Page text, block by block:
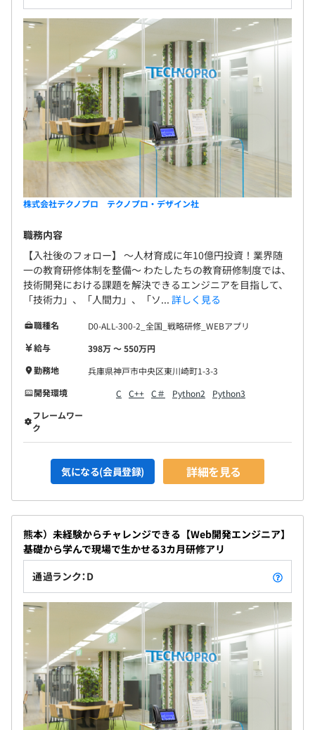
株式会社テクノプロ テクノプロ・デザイン社
職務内容
【入社後のフォロー】 〜人材育成に年10億円投資！業界随
一の教育研修体制を整備〜 わたしたちの教育研修制度では、
技術開発における課題を解決できるエンジニアを目指して、
「技術力」、「人間力」、「ソ... 詳しく見る
職種名
D0-ALL-300-2_全国_戦略研修_WEBアプリ
給与
398万 〜 550万円
勤務地
兵庫県神戸市中央区東川崎町1-3-3
開発環境
C C++ C＃ Python2
Python3
フレームワー
ク
気になる(会員登録) 詳細を見る
熊本）未経験からチャレンジできる【Web開発エンジニア】
基礎から学んで現場で生かせる3カ月研修アリ
通過ランク：D